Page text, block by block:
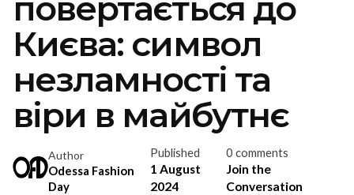
Києва: символ
незламності та
віри в майбутнє
Author
Odessa Fashion
Day
Published
1 August
2024
0 comments
Join the
Conversation